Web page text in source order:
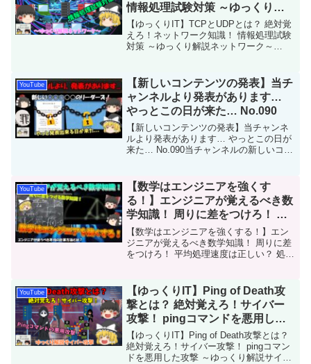
情報処理試験対策 ～ゆっくり解
説ネットワーク～ No.040
【ゆっくりIT】TCPとUDPとは？ 絶対覚
えろ！ネットワーク知識！ 情報処理試験
対策 ～ゆっくり解説ネットワーク～
情報処理技術者試験でも出題される知識
なの...
YouTube
【新しいコンテンツの発表】当チ
ャンネルより発表があります…
やっとこの日が来た… No.090
【新しいコンテンツの発表】当チャンネ
ルより発表があります… やっとこの日が
来た… No.090当チャンネルの新しいコン
テンツを届けられるようにと願いを込め
まして、202...
YouTube
【数学はエンジニアを強くす
る！】エンジニアが覚えるべき数
学知識！ 周りに差をつけろ！ 平
均処理速度は正しい？ 処理速度
のばらつきはどうやって求める？
No.123
【数学はエンジニアを強くする！】エン
ジニアが覚えるべき数学知識！ 周りに差
をつけろ！ 平均処理速度は正しい？ 処理
き数学知識」を解説します。うぷ主はシ
ステム開発現...
YouTube
【ゆっくりIT】Ping of Death攻
撃とは？ 絶対覚えろ！サイバー
攻撃！ pingコマンドを悪用した
攻撃 ～ゆっくり解説サイバー攻
撃～ No.058
【ゆっくりIT】Ping of Death攻撃とは？
絶対覚えろ！サイバー攻撃！ pingコマン
ドを悪用した攻撃 ～ゆっくり解説サイバ